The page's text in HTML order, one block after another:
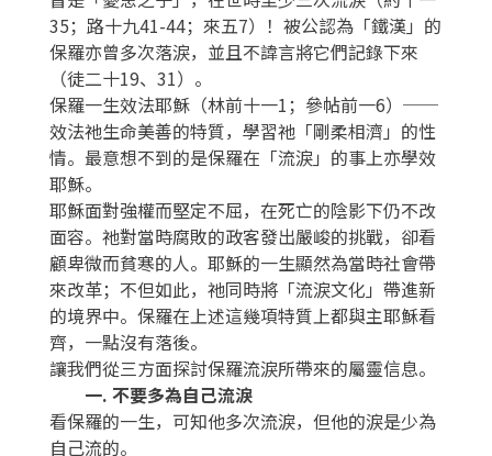
35；路十九41-44；來五7）！被公認為「鐵漢」的
保羅亦曾多次落淚，並且不諱言將它們記錄下來
（徒二十19、31）。
保羅一生效法耶穌（林前十一1；參帖前一6）──
效法祂生命美善的特質，學習祂「剛柔相濟」的性
情。最意想不到的是保羅在「流淚」的事上亦學效
耶穌。
耶穌面對強權而堅定不屈，在死亡的陰影下仍不改
面容。祂對當時腐敗的政客發出嚴峻的挑戰，卻看
顧卑微而貧寒的人。耶穌的一生顯然為當時社會帶
來改革；不但如此，祂同時將「流淚文化」帶進新
的境界中。保羅在上述這幾項特質上都與主耶穌看
齊，一點沒有落後。
讓我們從三方面探討保羅流淚所帶來的屬靈信息。
一. 不要多為自己流淚
看保羅的一生，可知他多次流淚，但他的淚是少為
自己流的。